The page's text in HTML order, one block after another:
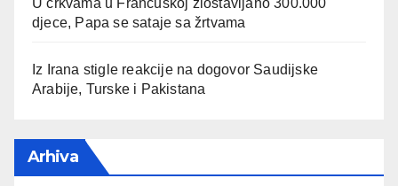
U crkvama u Francuskoj zlostavljano 300.000
djece, Papa se sataje sa žrtvama
Iz Irana stigle reakcije na dogovor Saudijske
Arabije, Turske i Pakistana
Arhiva